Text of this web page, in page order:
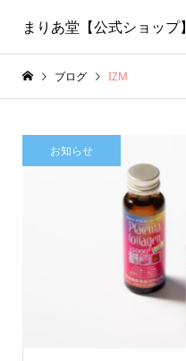
まりあ堂【公式ショップ】
ブログ IZM
お知らせ